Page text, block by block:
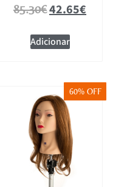
85.30€42.65€
Adicionar
60% OFF